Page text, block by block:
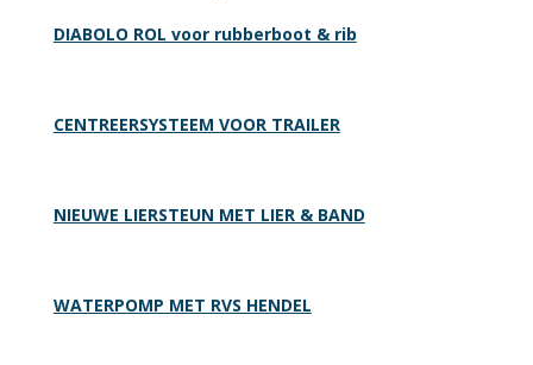
DIABOLO ROL voor rubberboot & rib
CENTREERSYSTEEM VOOR TRAILER
NIEUWE LIERSTEUN MET LIER & BAND
WATERPOMP MET RVS HENDEL